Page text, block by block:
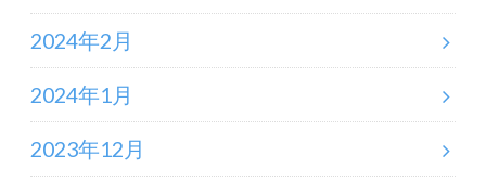
2024年2月
2024年1月
2023年12月